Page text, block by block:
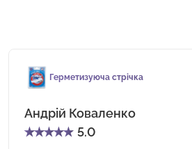
Герметизуюча стрічка
Андрій Коваленко
★★★★★ 5.0